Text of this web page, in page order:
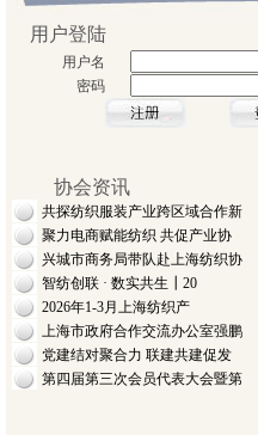
用户登陆
用户名
密码
协会资讯
共探纺织服装产业跨区域合作新
聚力电商赋能纺织 共促产业协
兴城市商务局带队赴上海纺织协
智纺创联 · 数实共生┃20
2026年1-3月上海纺织产
上海市政府合作交流办公室强鹏
党建结对聚合力 联建共建促发
第四届第三次会员代表大会暨第